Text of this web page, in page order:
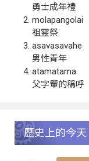
勇士成年禮
molapangolai
祖靈祭
asavasavahe
男性青年
atamatama
父字輩的稱呼
歷史上的今天